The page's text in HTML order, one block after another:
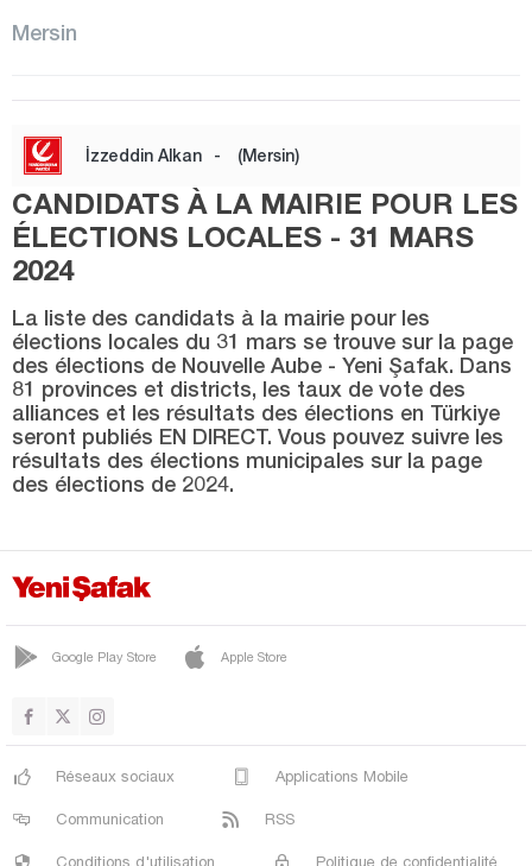
TARSUS
TOROSLAR
YENİŞEHİR
Muğla
Nevşehir
Niğde
Ordu
Osmaniye
Sakarya
Samsun
Sinop
Mersin
İzzeddin Alkan - (Mersin)
CANDIDATS À LA MAIRIE POUR LES
ÉLECTIONS LOCALES - 31 MARS
2024
La liste des candidats à la mairie pour les
élections locales du 31 mars se trouve sur la page
des élections de Nouvelle Aube - Yeni Şafak. Dans
81 provinces et districts, les taux de vote des
alliances et les résultats des élections en Türkiye
seront publiés EN DIRECT. Vous pouvez suivre les
résultats des élections municipales sur la page
des élections de 2024.
Google Play Store Apple Store
Réseaux sociaux Applications Mobile
Communication RSS
Conditions d'utilisation Politique de confidentialité